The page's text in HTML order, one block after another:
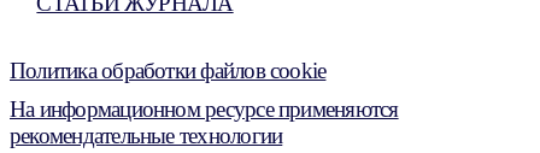
Политика обработки файлов cookie
На информационном ресурсе применяются
рекомендательные технологии